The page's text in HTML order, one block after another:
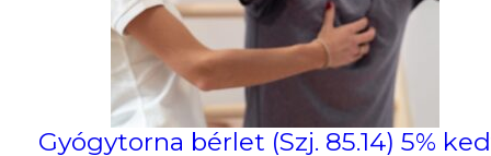
Gyógytorna bérlet (Szj. 85.14) 5%